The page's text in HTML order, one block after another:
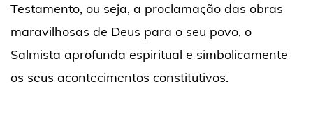
Testamento, ou seja, a proclamação das obras
maravilhosas de Deus para o seu povo, o
Salmista aprofunda espiritual e simbolicamente
os seus acontecimentos constitutivos.